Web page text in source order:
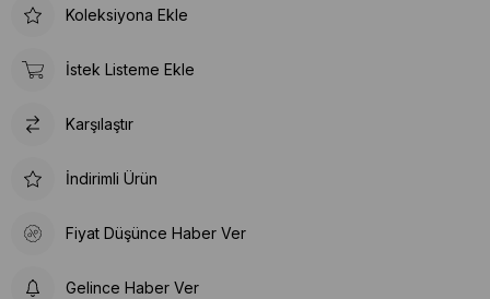
Koleksiyona Ekle
İstek Listeme Ekle
Karşılaştır
İndirimli Ürün
Fiyat Düşünce Haber Ver
Gelince Haber Ver